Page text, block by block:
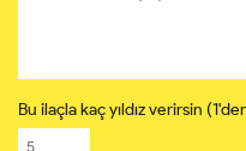
Bu ilaçla kaç yıldız verirsin